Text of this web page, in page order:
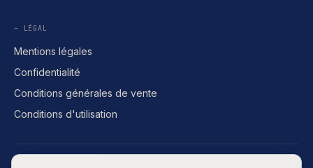
— LÉGAL
Mentions légales
Confidentialité
Conditions générales de vente
Conditions d'utilisation